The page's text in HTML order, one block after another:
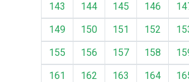
143
144 145 146
149
150 151 152
155
156 157 158
161
162 163 164